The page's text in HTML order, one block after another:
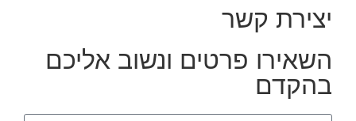
יצירת קשר
השאירו פרטים ונשוב אליכם
בהקדם